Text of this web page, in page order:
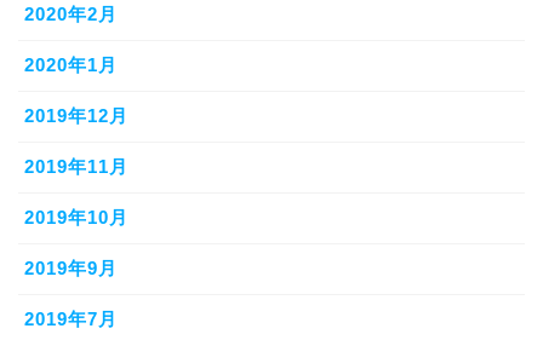
2020年2月
2020年1月
2019年12月
2019年11月
2019年10月
2019年9月
2019年7月